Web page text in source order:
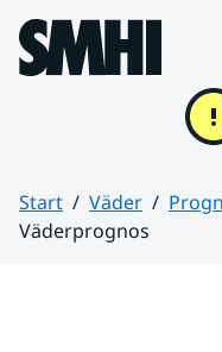
Hoppa till sidans innehåll
Start Väder
Väderprognos